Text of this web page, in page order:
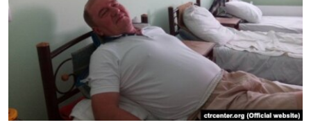
BLOGLAR
FİKİR
Русский
Українською